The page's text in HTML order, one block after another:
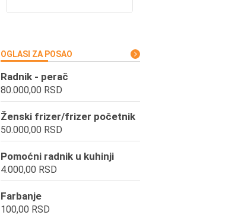
OGLASI ZA POSAO
Radnik - perač
80.000,00 RSD
Ženski frizer/frizer početnik
50.000,00 RSD
Pomoćni radnik u kuhinji
4.000,00 RSD
Farbanje
100,00 RSD